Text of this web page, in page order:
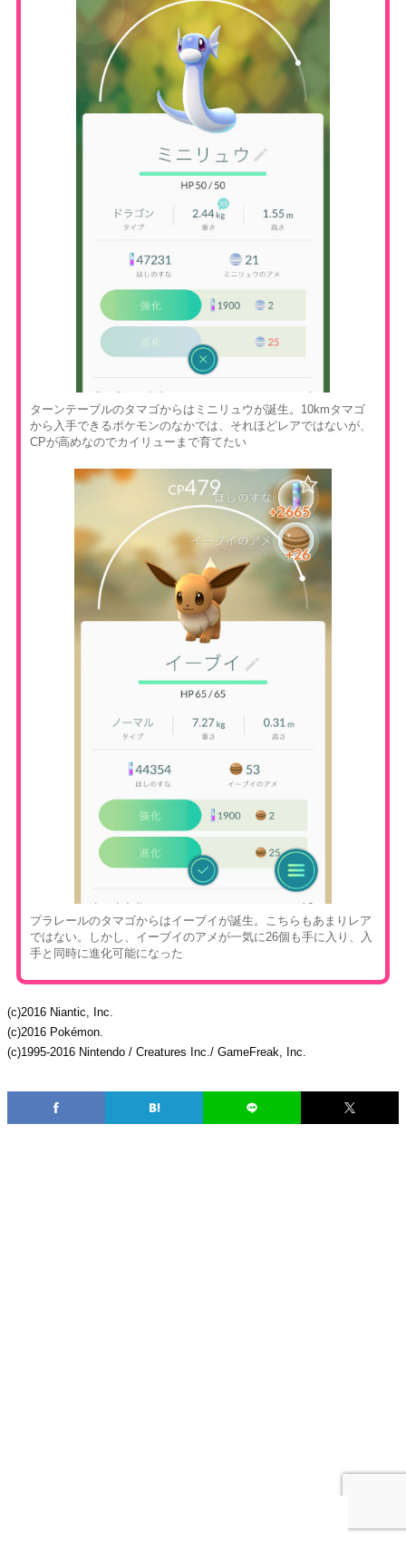
ターンテーブルのタマゴからはミニリュウが誕生。10kmタマゴ
から入手できるポケモンのなかでは、それほどレアではないが、
CPが高めなのでカイリューまで育てたい
プラレールのタマゴからはイーブイが誕生。こちらもあまりレア
ではない。しかし、イーブイのアメが一気に26個も手に入り、入
手と同時に進化可能になった
(c)2016 Niantic, Inc.
(c)2016 Pokémon.
(c)1995-2016 Nintendo / Creatures Inc./ GameFreak, Inc.